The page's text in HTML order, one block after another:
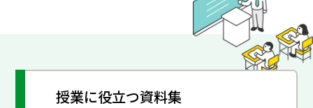
授業に役立つ資料集